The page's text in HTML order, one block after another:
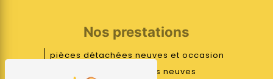
Nos prestations
pièces détachées neuves et occasion
pièces détachées neuves